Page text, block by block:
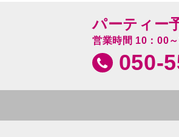
パーティー
営業時間 10：00
050-